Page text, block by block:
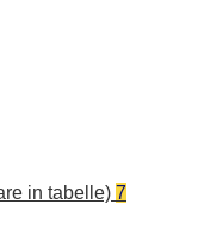
in tabelle) 7